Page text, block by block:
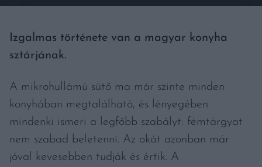
Izgalmas története van a magyar konyha
sztárjának.
A mikrohullámú sütő ma már szinte minden
konyhában megtalálható, és lényegében
mindenki ismeri a legfőbb szabályt: fémtárgyat
nem szabad beletenni. Az okát azonban már
jóval kevesebben tudják és értik. A